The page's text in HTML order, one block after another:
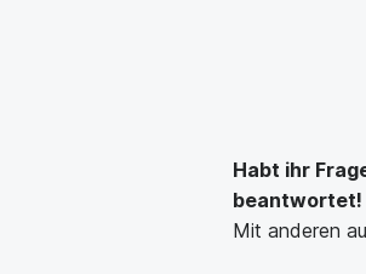
Habt ihr
beantwortet!
Mit anderen